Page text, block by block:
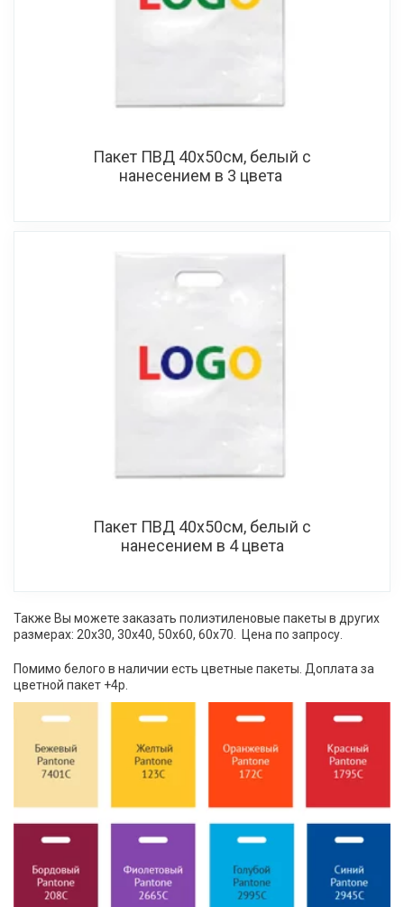
Пакет ПВД 40х50см, белый с
нанесением в 3 цвета
Пакет ПВД 40х50см, белый с
нанесением в 4 цвета
Также Вы можете заказать полиэтиленовые пакеты в других
размерах: 20х30, 30х40, 50х60, 60х70.  Цена по запросу.
Помимо белого в наличии есть цветные пакеты. Доплата за
цветной пакет +4р.